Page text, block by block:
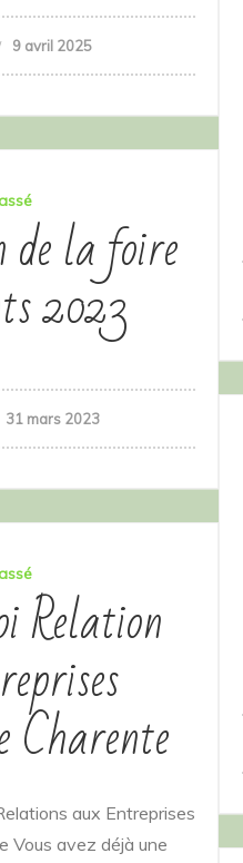
9 avril 2025
la foire
2023
31 mars 2023
Relation
Charente
aux Entreprises
Vous avez déjà une